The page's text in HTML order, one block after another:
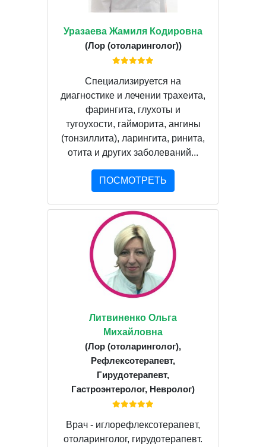
Уразаева Жамиля Кодировна
(Лор (отоларинголог))
Специализируется на
диагностике и лечении трахеита,
фарингита, глухоты и
тугоухости, гайморита, ангины
(тонзиллита), ларингита, ринита,
отита и других заболеваний...
ПОСМОТРЕТЬ
Литвиненко Ольга
Михайловна
(Лор (отоларинголог),
Рефлексотерапевт,
Гирудотерапевт,
Гастроэнтеролог, Невролог)
Врач - иглорефлексотерапевт,
отоларинголог, гирудотерапевт.